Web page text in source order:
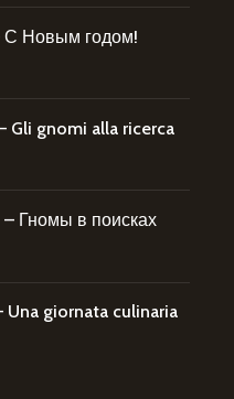
Новым годом!
Gli gnomi alla ricerca
в поисках
Una giornata culinaria